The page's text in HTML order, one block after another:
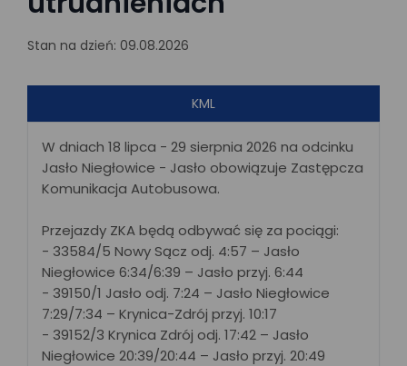
Stan na dzień: 09.08.2026
KML
W dniach 18 lipca - 29 sierpnia 2026 na odcinku
Jasło Niegłowice - Jasło obowiązuje Zastępcza
Komunikacja Autobusowa.
Przejazdy ZKA będą odbywać się za pociągi:
- 33584/5 Nowy Sącz odj. 4:57 – Jasło
Niegłowice 6:34/6:39 – Jasło przyj. 6:44
- 39150/1 Jasło odj. 7:24 – Jasło Niegłowice
7:29/7:34 – Krynica-Zdrój przyj. 10:17
- 39152/3 Krynica Zdrój odj. 17:42 – Jasło
Niegłowice 20:39/20:44 – Jasło przyj. 20:49